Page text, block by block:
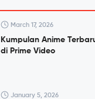
March 17, 2026
Kumpulan Anime
di Prime Video
January 5, 2026